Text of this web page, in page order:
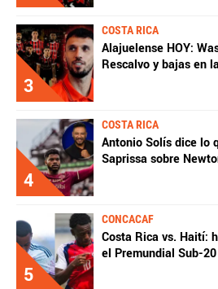
3
COSTA RICA
Alajuelense HOY:
Rescalvo y bajas en
4
COSTA RICA
Antonio Solís dice lo
Saprissa sobre
5
CONCACAF
Costa Rica vs. Haití:
el Premundial Sub-20